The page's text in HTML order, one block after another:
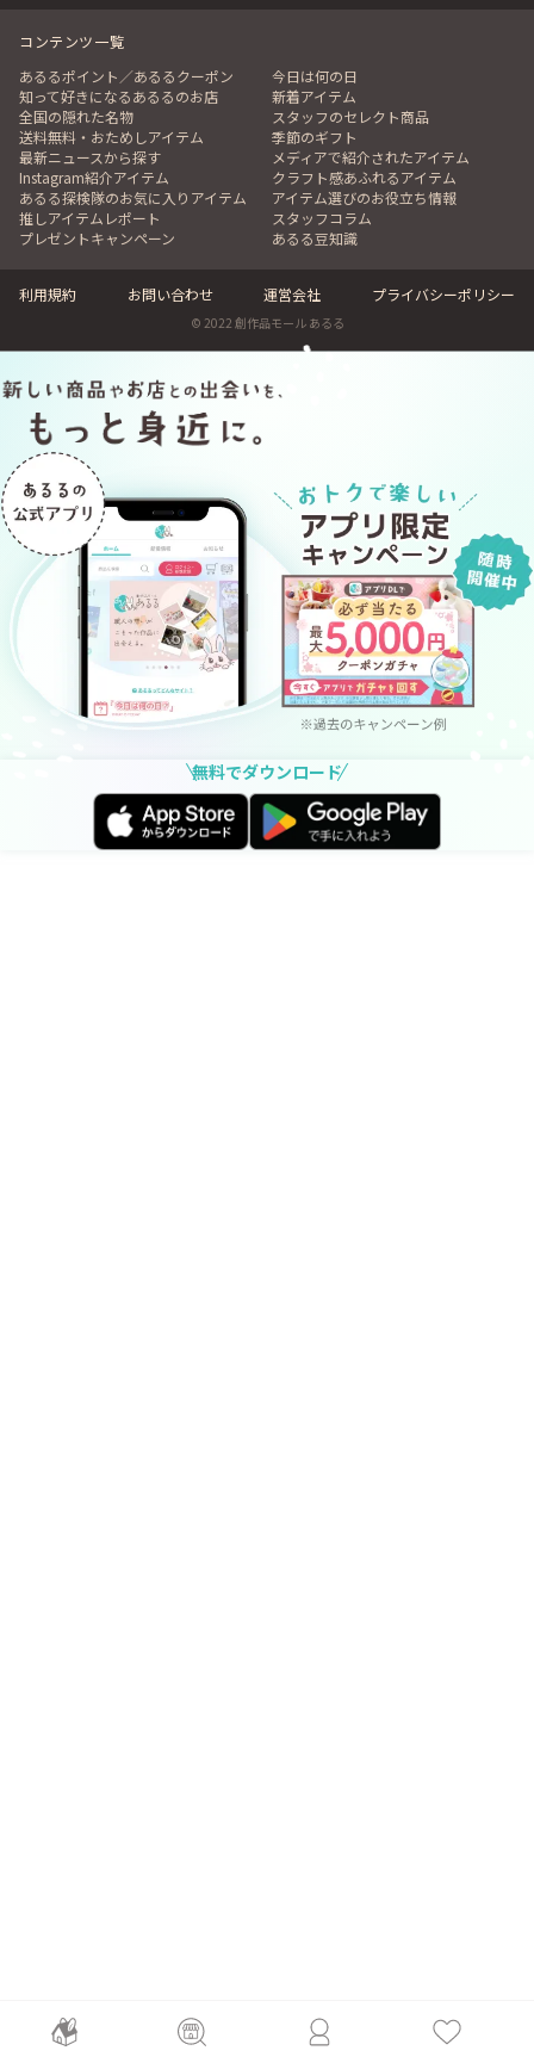
コンテンツ一覧
あるるポイント／あるるクーポン
今日は何の日
知って好きになるあるるのお店
新着アイテム
全国の隠れた名物
スタッフのセレクト商品
送料無料・おためしアイテム
季節のギフト
最新ニュースから探す
メディアで紹介されたアイテム
Instagram紹介アイテム
クラフト感あふれるアイテム
あるる探検隊のお気に入りアイテム
アイテム選びのお役立ち情報
推しアイテムレポート
スタッフコラム
プレゼントキャンペーン
あるる豆知識
利用規約 お問い合わせ 運営会社 プライバシーポリシー
© 2022 創作品モール あるる
無料でダウンロード